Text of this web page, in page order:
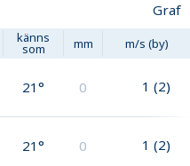
Graf
känns
som mm m/s (by)
21° 0 1 (2)
21° 0 1 (2)